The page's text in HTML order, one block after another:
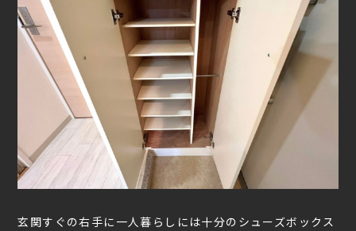
玄関すぐの右手に一人暮らしには十分のシューズボックス